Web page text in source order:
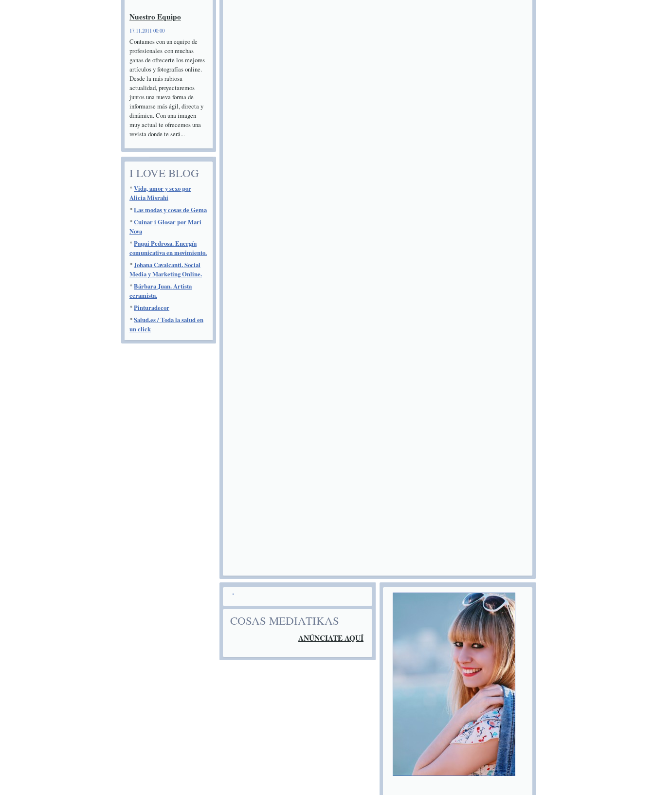
COSAS MEDIATIKAS
ANÚNCIATE AQUÍ
Nuestro Equipo
17.11.2011 00:00
Contamos con un equipo de
profesionales con muchas
ganas de ofrecerte los mejores
artículos y fotografías online.
Desde la más rabiosa
actualidad, proyectaremos
juntos una nueva forma de
informarse más ágil, directa y
dinámica. Con una imagen
muy actual te ofrecemos una
revista donde te será...
I LOVE BLOG
*Vida, amor y sexo por
Alicia Misrahi
*Las modas y cosas de Gema
*Cuinar i Glosar por Mari
Nova
*Paqui Pedrosa. Energía
comunicativa en movimiento.
*Johana Cavalcanti. Social
Media y Marketing Online.
*Bárbara Juan. Artista
ceramista.
*Pinturadecor
*Salud.es / Toda la salud en
un click